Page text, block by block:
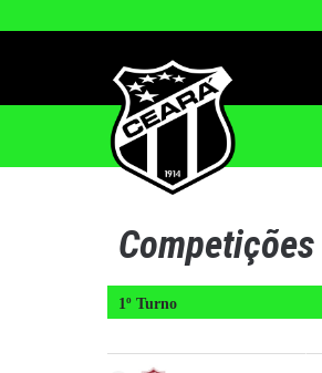
Competições
1º Turno